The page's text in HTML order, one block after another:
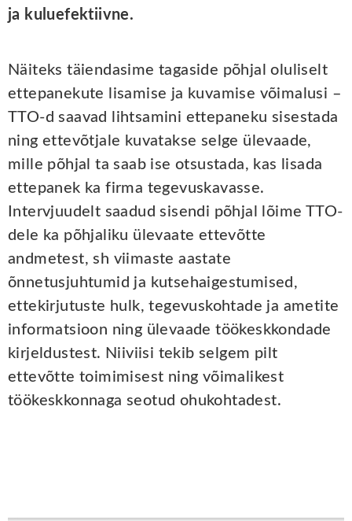
ja kuluefektiivne.
Näiteks täiendasime tagaside põhjal oluliselt
ettepanekute lisamise ja kuvamise võimalusi –
TTO-d saavad lihtsamini ettepaneku sisestada
ning ettevõtjale kuvatakse selge ülevaade,
mille põhjal ta saab ise otsustada, kas lisada
ettepanek ka firma tegevuskavasse.
Intervjuudelt saadud sisendi põhjal lõime TTO-
dele ka põhjaliku ülevaate ettevõtte
andmetest, sh viimaste aastate
õnnetusjuhtumid ja kutsehaigestumised,
ettekirjutuste hulk, tegevuskohtade ja ametite
informatsioon ning ülevaade töökeskkondade
kirjeldustest. Niiviisi tekib selgem pilt
ettevõtte toimimisest ning võimalikest
töökeskkonnaga seotud ohukohtadest.